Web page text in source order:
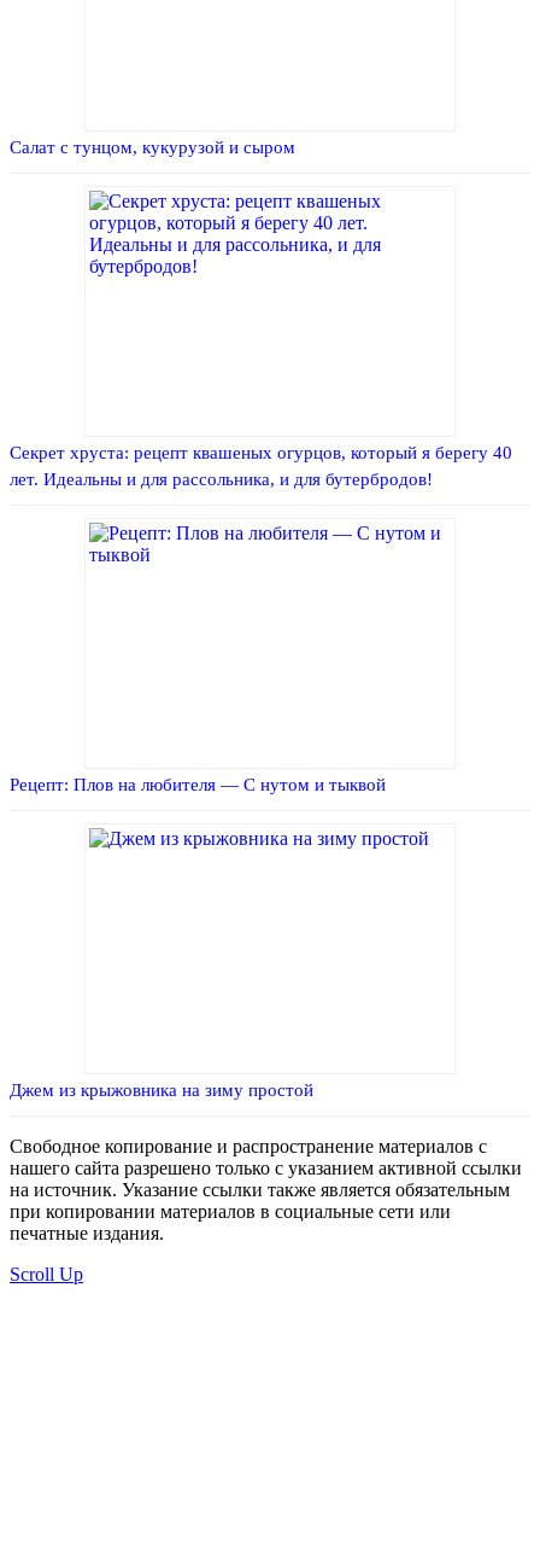
Салат с тунцом, кукурузой и сыром
Секрет хруста: рецепт квашеных огурцов, который я берегу 40
лет. Идеальны и для рассольника, и для бутербродов!
Рецепт: Плов на любителя — С нутом и тыквой
Джем из крыжовника на зиму простой
Свободное копирование и распространение материалов с
нашего сайта разрешено только с указанием активной ссылки
на источник. Указание ссылки также является обязательным
при копировании материалов в социальные сети или
печатные издания.
Scroll Up